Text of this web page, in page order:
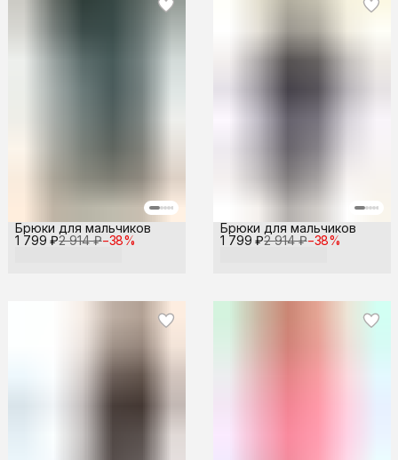
1 799 ₽2 914 ₽−38%
Брюки для мальчиков
1 799 ₽2 914 ₽−38%
Брюки для мальчиков